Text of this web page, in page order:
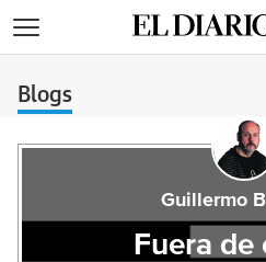
Blogs
Guillermo
Fuera de